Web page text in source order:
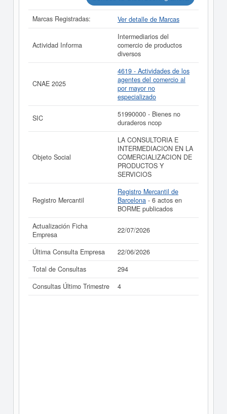
como los balances y cuentas de resultados disponibles.
La última actualización del informe de empresa se ha
realizado el 22/07/2026.
Marcas Registradas: Ver detalle de Marcas
Actividad Informa
Intermediarios del
comercio de productos
diversos
CNAE 2025
4619 - Actividades de los
agentes del comercio al
por mayor no
especializado
SIC
51990000 - Bienes no
duraderos ncop
Objeto Social
LA CONSULTORIA E
INTERMEDIACION EN LA
COMERCIALIZACION DE
PRODUCTOS Y
SERVICIOS
Registro Mercantil
Registro Mercantil de
Barcelona - 6 actos en
BORME publicados
Actualización Ficha
Empresa
22/07/2026
Última Consulta Empresa
22/06/2026
Total de Consultas
294
Consultas Último Trimestre
4